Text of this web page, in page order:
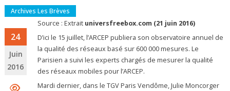
Archives Les Brèves
24
Juin
2016
Source : Extrait universfreebox.com (21 juin 2016)
D’ici le 15 juillet, l’ARCEP publiera son observatoire annuel de
la qualité des réseaux basé sur 600 000 mesures. Le
Parisien a suivi les experts chargés de mesurer la qualité
des réseaux mobiles pour l’ARCEP.
Mardi dernier, dans le TGV Paris Vendôme, Julie Moncorger